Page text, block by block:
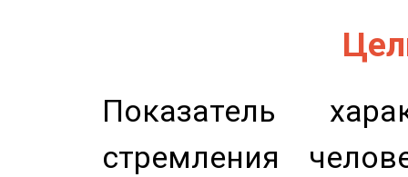
Показатель
стремления